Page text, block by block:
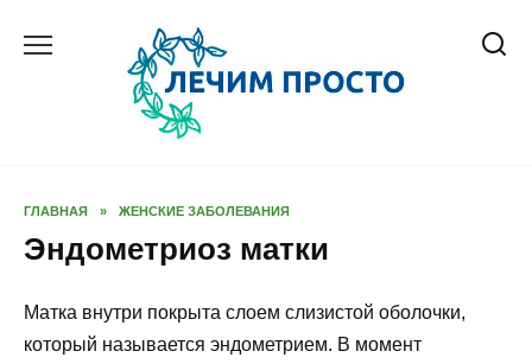
ГЛАВНАЯ » ЖЕНСКИЕ ЗАБОЛЕВАНИЯ
Эндометриоз матки
Матка внутри покрыта слоем слизистой оболочки,
который называется эндометрием. В момент